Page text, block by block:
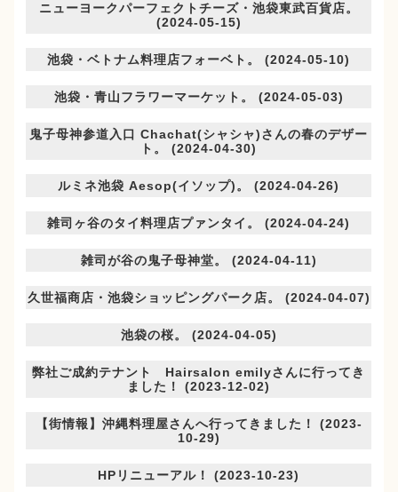
ニューヨークパーフェクトチーズ・池袋東武百貨店。
(2024-05-15)
池袋・ベトナム料理店フォーベト。 (2024-05-10)
池袋・青山フラワーマーケット。 (2024-05-03)
鬼子母神参道入口 Chachat(シャシャ)さんの春のデザー
ト。 (2024-04-30)
ルミネ池袋 Aesop(イソップ)。 (2024-04-26)
雑司ヶ谷のタイ料理店プァンタイ。 (2024-04-24)
雑司が谷の鬼子母神堂。 (2024-04-11)
久世福商店・池袋ショッピングパーク店。 (2024-04-07)
池袋の桜。 (2024-04-05)
弊社ご成約テナント Hairsalon emilyさんに行ってき
ました！ (2023-12-02)
【街情報】沖縄料理屋さんへ行ってきました！ (2023-
10-29)
HPリニューアル！ (2023-10-23)